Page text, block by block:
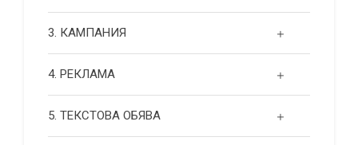
3. КАМПАНИЯ
4. РЕКЛАМА
5. ТЕКСТОВА ОБЯВА